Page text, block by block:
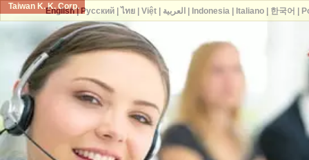
Taiwan K. K. Corp.
English| Русский| ไทย| Việt| العربية Indonesia| Italiano| 한국어